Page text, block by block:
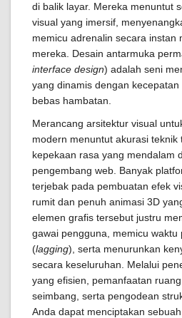
di balik layar. Mereka menuntut
visual yang imersif,
memicu adrenalin secara instan
mereka. Desain antarmuka
interface design) adalah seni
yang dinamis dengan
bebas hambatan.
Merancang arsitektur visual
modern menuntut akurasi teknik
kepekaan rasa yang mendalam
pengembang web. Banyak
terjebak pada pembuatan efek
rumit dan penuh animasi 3D
elemen grafis tersebut justru
gawai pengguna, memicu waktu
(lagging), serta menurunkan
secara keseluruhan. Melalui
yang efisien, pemanfaatan
seimbang, serta pengodean
Anda dapat menciptakan